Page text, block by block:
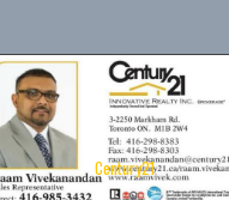
Century21
May 6, 2020